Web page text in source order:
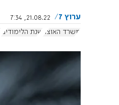
ערוץ 7
21.08.22, 7:34
משרד האוצר
שנת הלימודים